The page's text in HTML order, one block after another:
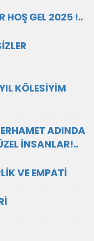
HOŞ GEL 2025 !..
KÖLESİYİM
ADINDA
İNSANLAR!..
VE EMPATİ